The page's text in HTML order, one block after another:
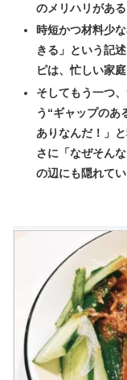
のメリハリがあ
時短かつ材料少
きる」という記
ピは、忙しい家
そしてもう一つ
う“ギャップのあ
ありなんだ！」
さに「なぜそん
の辺にも隠れて